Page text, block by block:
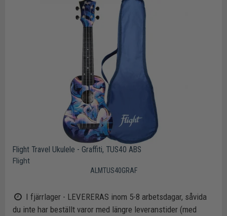
Flight Travel Ukulele - Graffiti, TUS40 ABS
Flight
ALMTUS40GRAF
I fjärrlager - LEVERERAS inom 5-8 arbetsdagar, såvida
du inte har beställt varor med längre leveranstider (med